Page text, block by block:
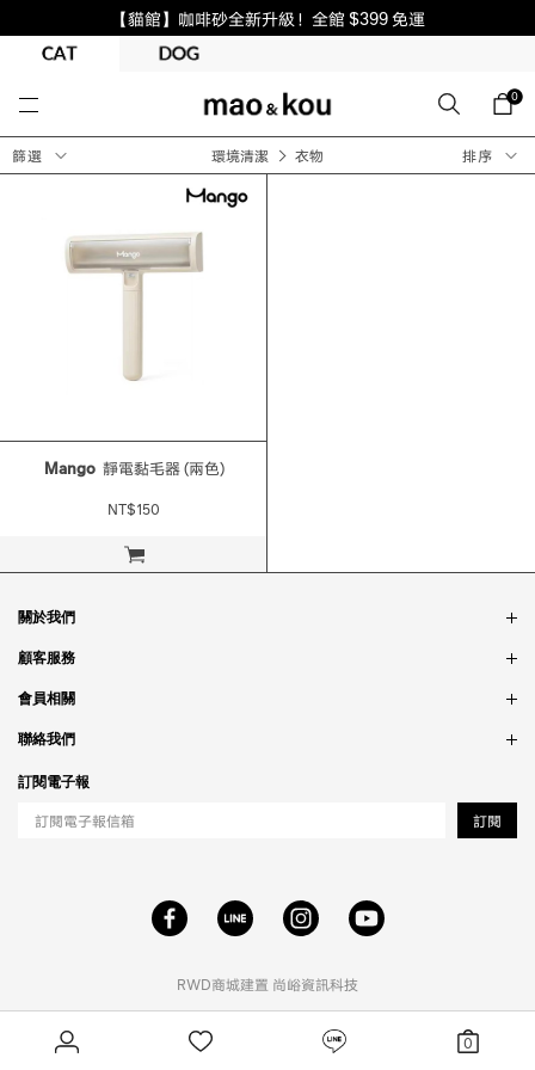
【貓館】咖啡砂全新升級！全館 $399 免運
0
0
篩選 排序
環境清潔 衣物
立即購買
Mango 靜電黏毛器 (兩色)
NT$150
RWD商城建置 尚峪資訊科技
關於我們
品牌故事
銷售據點
隱私政策
顧客服務
訂單問題
付款問題
配送問題
會員相關
會員制度
紅利制度
聯絡我們
合作相關
工作職缺
訂閱電子報
訂閱